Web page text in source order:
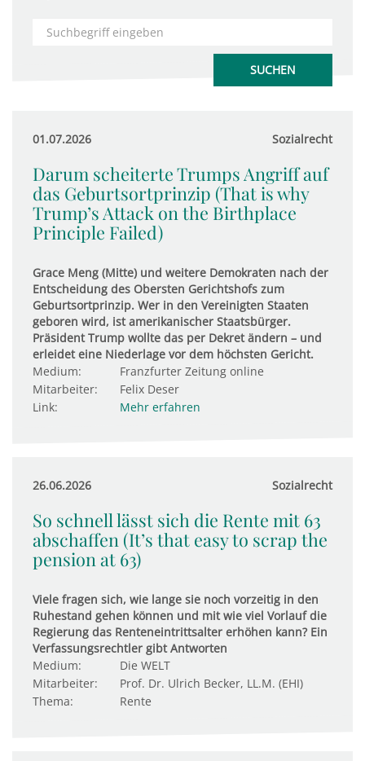
01.07.2026 Sozialrecht
Darum scheiterte Trumps Angriff auf
das Geburtsortprinzip (That is why
Trump’s Attack on the Birthplace
Principle Failed)
Grace Meng (Mitte) und weitere Demokraten nach der
Entscheidung des Obersten Gerichtshofs zum
Geburtsortprinzip. Wer in den Vereinigten Staaten
geboren wird, ist amerikanischer Staatsbürger.
Präsident Trump wollte das per Dekret ändern – und
erleidet eine Niederlage vor dem höchsten Gericht.
Medium:
Franzfurter Zeitung online
Mitarbeiter:
Felix Deser
Link:
Mehr erfahren
26.06.2026 Sozialrecht
So schnell lässt sich die Rente mit 63
abschaffen (It’s that easy to scrap the
pension at 63)
Viele fragen sich, wie lange sie noch vorzeitig in den
Ruhestand gehen können und mit wie viel Vorlauf die
Regierung das Renteneintrittsalter erhöhen kann? Ein
Verfassungsrechtler gibt Antworten
Medium:
Die WELT
Mitarbeiter:
Prof. Dr. Ulrich Becker, LL.M. (EHI)
Thema:
Rente